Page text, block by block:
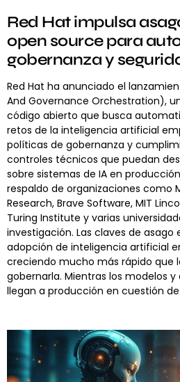
Red Hat impulsa
open source para
gobernanza y
Red Hat ha anunciado el
And Governance Orchestration),
código abierto que busca
retos de la inteligencia artificial
políticas de gobernanza y
controles técnicos que puedan
sobre sistemas de IA en
respaldo de organizaciones como
Research, Brave Software, MIT
Turing Institute y varias
investigación. Las claves de asago
adopción de inteligencia artificial
creciendo mucho más rápido que
gobernarla. Mientras los modelos
llegan a producción en cuestión